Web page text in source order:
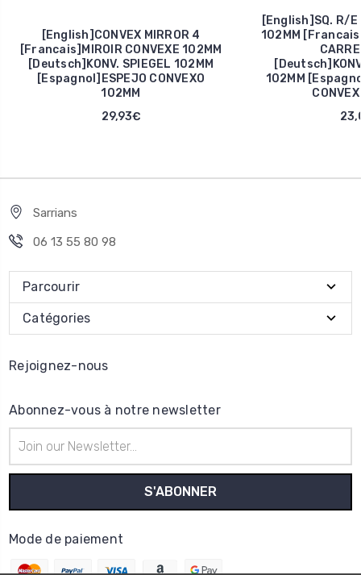
[English]CONVEX MIRROR 4
[Francais]MIROIR CONVEXE 102MM
[Deutsch]KONV. SPIEGEL 102MM
[Espagnol]ESPEJO CONVEXO
102MM
29,93€
[English]SQ. R/E
102MM
102MM
Sarrians
06 13 55 80 98
Parcourir
Catégories
Rejoignez-nous
Abonnez-vous à notre newsletter
e-
mail
Mode de paiement